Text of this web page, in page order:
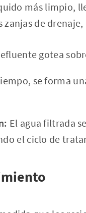
más limpio,
zanjas de
gotea
se forma
El agua filtrada
el ciclo de